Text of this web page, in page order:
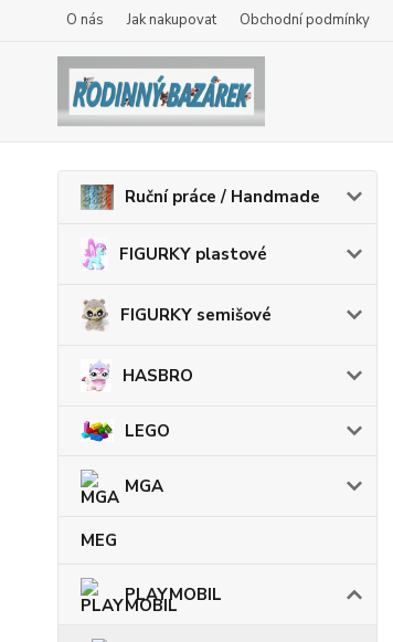
O nás Jak nakupovat Obchodní podmínky
Ruční práce / Handmade
FIGURKY plastové
FIGURKY semišové
HASBRO
LEGO
MGA
MEG
PLAYMOBIL